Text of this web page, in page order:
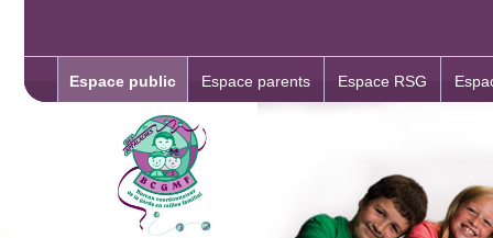
Espace public Espace parents Espace RSG